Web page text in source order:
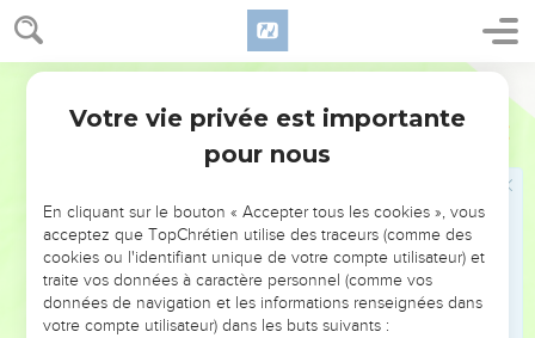
1 Chroniques 1
Yobab mourut et Houcham, du pays des Témanites, régna
à sa place.
Après la mort de Houcham, Hadad, fils de Bedad, régna à
sa place. Il battit les Madianites dans la campagne de Moab ;
il venait de la ville d’Avith.
Après la mort de Hadad, Samla, de Masréqa, régna à sa
Puis après la mort de Samla, Saül, de Rehoboth sur le
fleuve, régna à sa place.
Après la mort de Saül, Baal-Hanân, fils d’Akbor, régna à sa
place.
Votre vie privée est importante
pour nous
En cliquant sur le bouton « Accepter tous les cookies », vous
acceptez que TopChrétien utilise des traceurs (comme des
cookies ou l'identifiant unique de votre compte utilisateur) et
traite vos données à caractère personnel (comme vos
données de navigation et les informations renseignées dans
votre compte utilisateur) dans les buts suivants :